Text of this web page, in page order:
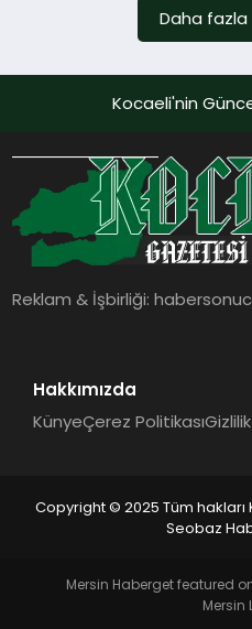
YAŞAM
DÜNYA
Daha fazla
Kocaeli'nin
Reklam & İşbirliği:
Hakkımızda
KünyeÇerez Politikası
Copyright © 2025 Tüm hakları
Seobaz
Mersin Haberget featured
Mersin